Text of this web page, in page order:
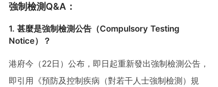
強制檢測Q&A：
1. 甚麼是強制檢測公告（Compulsory Testing
Notice）？
港府今（22日）公布，即日起重新發出強制檢測公告，
即引用《預防及控制疾病（對若干人士強制檢測）規